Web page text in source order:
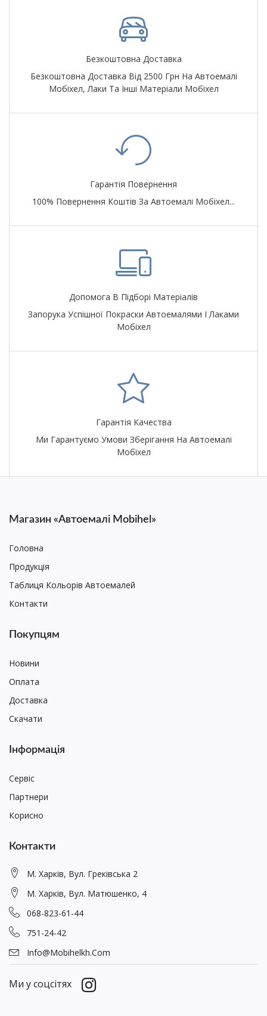
Безкоштовна Доставка
Безкоштовна Доставка Від 2500 Грн На Автоемалі
Мобіхел, Лаки Та Інші Матеріали Мобіхел
Гарантія Повернення
100% Повернення Коштів За Автоемалі Мобіхел...
Допомога В Підборі Матеріалів
Запорука Успішної Покраски Автоемалями І Лаками
Мобіхел
Гарантія Качества
Ми Гарантуємо Умови Зберігання На Автоемалі
Мобіхел
Магазин «Автоемалі Mobihel»
Головна
Продукція
Таблиця Кольорів Автоемалей
Контакти
Покупцям
Новини
Оплата
Доставка
Скачати
Інформація
Сервіс
Партнери
Корисно
Контакти
М. Харків, Вул. Греківська 2
М. Харків, Вул. Матюшенко, 4
068-823-61-44
751-24-42
Info@mobihelkh.com
Ми у соцсітях